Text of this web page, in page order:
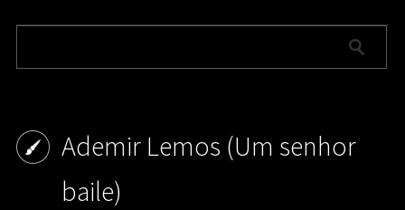
Ademir Lemos (Um senhor
baile)